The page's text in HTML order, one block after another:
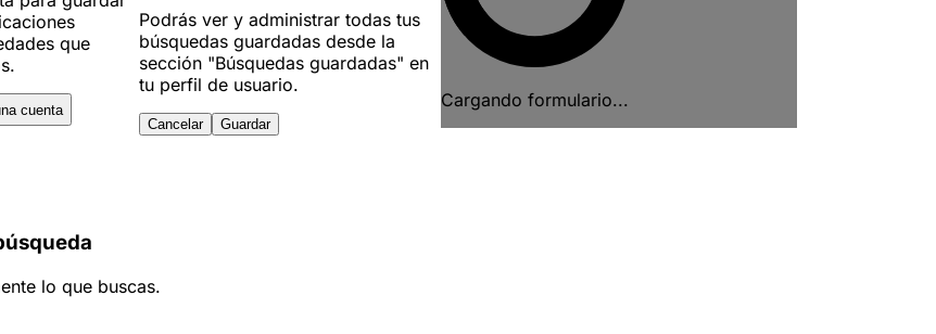
que
cuenta
Podrás ver y administrar todas tus
búsquedas guardadas desde la
sección "Búsquedas guardadas" en
tu perfil de usuario.
Cancelar Guardar
Cargando formulario...
lo que buscas.